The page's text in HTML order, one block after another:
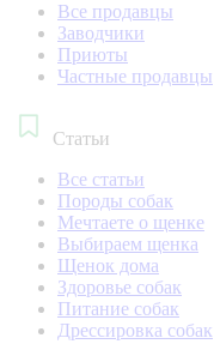
Все продавцы
Заводчики
Приюты
Частные продавцы
Статьи
Все статьи
Породы собак
Мечтаете о щенке
Выбираем щенка
Щенок дома
Здоровье собак
Питание собак
Дрессировка собак